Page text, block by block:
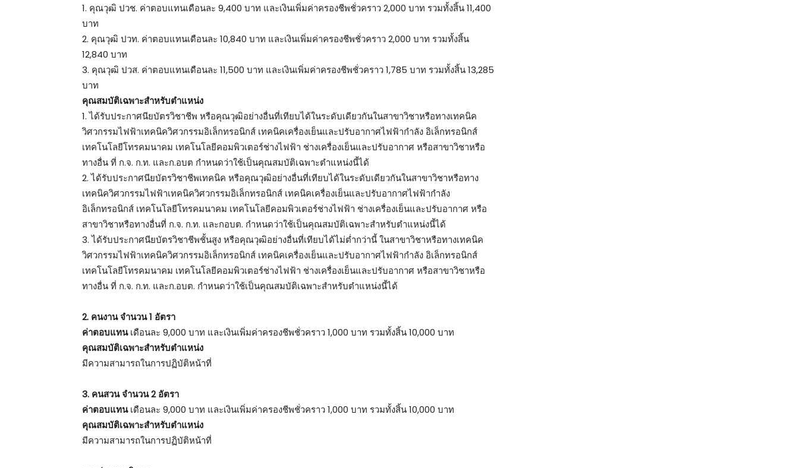
1. คุณวุฒิ ปวช. ค่าตอบแทนเดือนละ 9,400 บาท และเงินเพิ่มค่าครองชีพชั่วคราว 2,000 บาท รวมทั้งสิ้น 11,400
บาท
2. คุณวุฒิ ปวท. ค่าตอบแทนเดือนละ 10,840 บาท และเงินเพิ่มค่าครองชีพชั่วคราว 2,000 บาท รวมทั้งสิ้น
12,840 บาท
3. คุณวุฒิ ปวส. ค่าตอบแทนเดือนละ 11,500 บาท และเงินเพิ่มค่าครองชีพชั่วคราว 1,785 บาท รวมทั้งสิ้น 13,285
บาท
คุณสมบัติเฉพาะสำหรับตำแหน่ง
1. ได้รับประกาศนียบัตรวิชาชีพ หรือคุณวุฒิอย่างอื่นที่เทียบได้ในระดับเดียวกันในสาขาวิชาหรือทางเทคนิค
วิศวกรรมไฟฟ้าเทคนิควิศวกรรมอิเล็กทรอนิกส์ เทคนิคเครื่องเย็นและปรับอากาศไฟฟ้ากำลัง อิเล็กทรอนิกส์
เทคโนโลยีโทรคมนาคม เทคโนโลยีคอมพิวเตอร์ช่างไฟฟ้า ช่างเครื่องเย็นและปรับอากาศ หรือสาขาวิชาหรือ
ทางอื่น ที่ ก.จ. ก.ท. และก.อบต กำหนดว่าใช้เป็นคุณสมบัติเฉพาะตำแหน่งนี้ได้
2. ได้รับประกาศนียบัตรวิชาชีพเทคนิค หรือคุณวุฒิอย่างอื่นที่เทียบได้ในระดับเดียวกันในสาขาวิชาหรือทาง
เทคนิควิศวกรรมไฟฟ้าเทคนิควิศวกรรมอิเล็กทรอนิกส์ เทคนิคเครื่องเย็นและปรับอากาศไฟฟ้ากำลัง
อิเล็กทรอนิกส์ เทคโนโลยีโทรคมนาคม เทคโนโลยีคอมพิวเตอร์ช่างไฟฟ้า ช่างเครื่องเย็นและปรับอากาศ หรือ
สาขาวิชาหรือทางอื่นที่ ก.จ. ก.ท. และกอบต. กำหนดว่าใช้เป็นคุณสมบัติเฉพาะสำหรับตำแหน่งนี้ได้
3. ได้รับประกาศนียบัตรวิชาชีพชั้นสูง หรือคุณวุฒิอย่างอื่นที่เทียบได้ไม่ต่ำกว่านี้ ในสาขาวิชาหรือทางเทคนิค
วิศวกรรมไฟฟ้าเทคนิควิศวกรรมอิเล็กทรอนิกส์ เทคนิคเครื่องเย็นและปรับอากาศไฟฟ้ากำลัง อิเล็กทรอนิกส์
เทคโนโลยีโทรคมนาคม เทคโนโลยีคอมพิวเตอร์ช่างไฟฟ้า ช่างเครื่องเย็นและปรับอากาศ หรือสาขาวิชาหรือ
ทางอื่น ที่ ก.จ. ก.ท. และก.อบต. กำหนดว่าใช้เป็นคุณสมบัติเฉพาะสำหรับตำแหน่งนี้ได้
2. คนงาน จำนวน 1 อัตรา
ค่าตอบแทนเดือนละ 9,000 บาท และเงินเพิ่มค่าครองชีพชั่วคราว 1,000 บาท รวมทั้งสิ้น 10,000 บาท
คุณสมบัติเฉพาะสำหรับตำแหน่ง
มีความสามารถในการปฏิบัติหน้าที่
3. คนสวน จำนวน 2 อัตรา
ค่าตอบแทนเดือนละ 9,000 บาท และเงินเพิ่มค่าครองชีพชั่วคราว 1,000 บาท รวมทั้งสิ้น 10,000 บาท
คุณสมบัติเฉพาะสำหรับตำแหน่ง
มีความสามารถในการปฏิบัติหน้าที่